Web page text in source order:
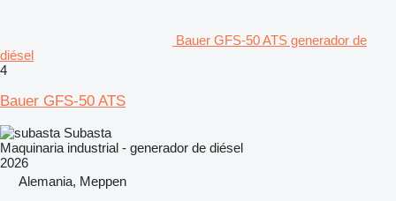
Bauer GFS-50 ATS generador de
diésel
4
Bauer GFS-50 ATS
Subasta
Maquinaria industrial - generador de diésel
2026
Alemania, Meppen